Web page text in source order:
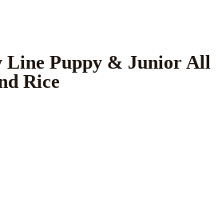
Line Puppy & Junior All
Rice